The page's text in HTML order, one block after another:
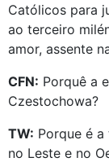
Católicos para
ao terceiro
amor, assente
CFN: Porquê a
Czestochowa?
TW: Porque é
no Leste e no